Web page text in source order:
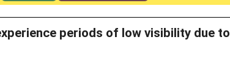
periods of low visibility due to